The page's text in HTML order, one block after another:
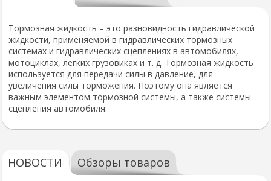
Тормозная жидкость – это разновидность гидравлической
жидкости, применяемой в гидравлических тормозных
системах и гидравлических сцеплениях в автомобилях,
мотоциклах, легких грузовиках и т. д. Тормозная жидкость
используется для передачи силы в давление, для
увеличения силы торможения. Поэтому она является
важным элементом тормозной системы, а также системы
сцепления автомобиля.
НОВОСТИ Обзоры товаров